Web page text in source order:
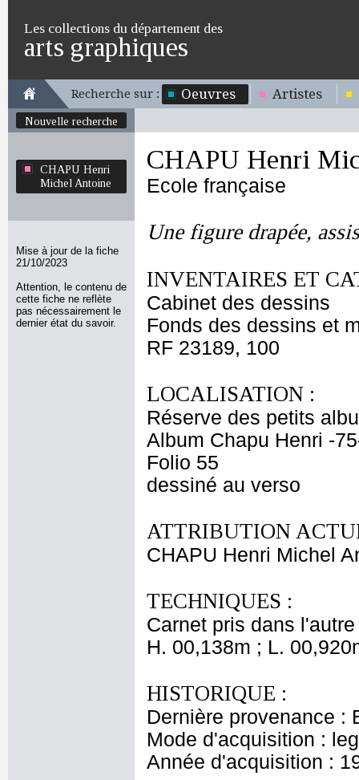
Les collections du département des
arts graphiques
Recherche sur : Oeuvres Artistes
Nouvelle recherche
CHAPU Henri
Michel Antoine
Mise à jour de la fiche
21/10/2023
Attention, le contenu de
cette fiche ne reflète
pas nécessairement le
dernier état du savoir.
CHAPU Henri
Ecole française
Une figure drapée,
INVENTAIRES ET
Cabinet des dessins
Fonds des dessins et
RF 23189, 100
LOCALISATION :
Réserve des petits
Album Chapu Henri -
Folio 55
dessiné au verso
ATTRIBUTION
CHAPU Henri Michel
TECHNIQUES :
Carnet pris dans
H. 00,138m ; L.
HISTORIQUE :
Dernière provenance :
Mode d'acquisition :
Année d'acquisition :